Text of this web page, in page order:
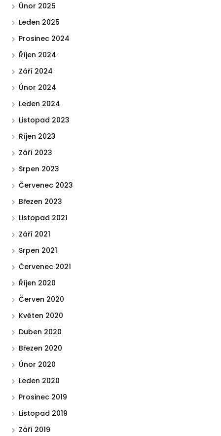
Únor 2025
Leden 2025
Prosinec 2024
Říjen 2024
Září 2024
Únor 2024
Leden 2024
Listopad 2023
Říjen 2023
Září 2023
Srpen 2023
Červenec 2023
Březen 2023
Listopad 2021
Září 2021
Srpen 2021
Červenec 2021
Říjen 2020
Červen 2020
Květen 2020
Duben 2020
Březen 2020
Únor 2020
Leden 2020
Prosinec 2019
Listopad 2019
Září 2019